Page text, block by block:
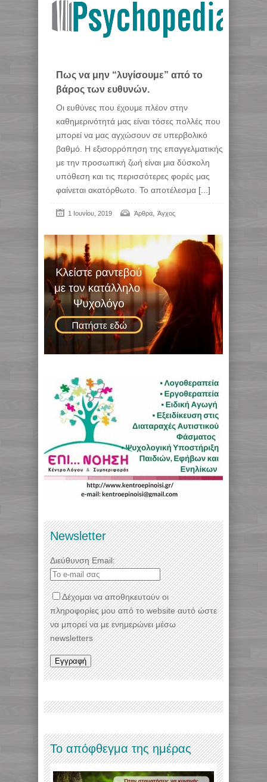
Πως να μην “λυγίσουμε” από το
βάρος των ευθυνών.
Οι ευθύνες που έχουμε πλέον στην
καθημερινότητά μας είναι τόσες πολλές που
μπορεί να μας αγχώσουν σε υπερβολικό
βαθμό. Η εξισορρόπηση της επαγγελματικής
με την προσωπική ζωή είναι μια δύσκολη
υπόθεση και τις περισσότερες φορές μας
φαίνεται ακατόρθωτο. Το αποτέλεσμα [...]
1 Ιουνίου, 2019 Άρθρα, Άγχος
Newsletter
Διεύθυνση Email:
Δέχομαι να αποθηκευτούν οι
πληροφορίες μου από το website αυτό ώστε
να μπορεί να με ενημερώνει μέσω
newsletters
Το απόφθεγμα της ημέρας